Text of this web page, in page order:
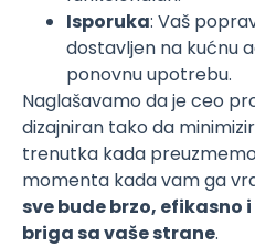
Isporuka: Vaš
dostavljen na kućnu
ponovnu upotrebu.
Naglašavamo da je ceo
dizajniran tako da
trenutka kada
momenta kada vam ga
sve bude brzo, efikasno
briga sa vaše strane.